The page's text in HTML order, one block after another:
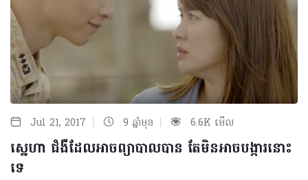
Jul 21, 2017 | 9 ឆ្នាំមុន | 6.6K មើល
ស្នេហា ជំងឺដែលអាចព្យាបាលបាន តែមិនអាចបង្ការនោះ
ទេ